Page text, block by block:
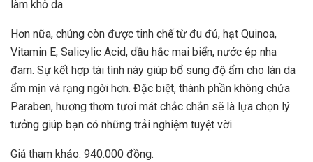
làm khô da.
Hơn nữa, chúng còn được tinh chế từ đu đủ, hạt Quinoa,
Vitamin E, Salicylic Acid, dầu hắc mai biển, nước ép nha
đam. Sự kết hợp tài tình này giúp bổ sung độ ẩm cho làn da
ẩm mịn và rạng ngời hơn. Đặc biệt, thành phần không chứa
Paraben, hương thơm tươi mát chắc chắn sẽ là lựa chọn lý
tưởng giúp bạn có những trải nghiệm tuyệt vời.
Giá tham khảo: 940.000 đồng.